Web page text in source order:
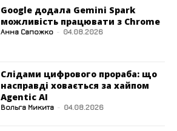
Google додала Gemini Spark
можливість працювати з Chrome
Анна Сапожко - 04.08.2026
Слідами цифрового прораба: що
насправді ховається за хайпом
Agentic AI
Вольга Микита - 04.08.2026